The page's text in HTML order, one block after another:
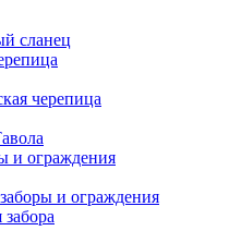
сланец
черепица
и ограждения
и ограждения